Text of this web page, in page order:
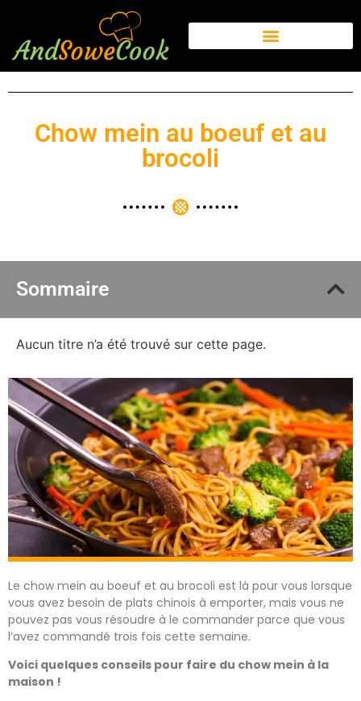
Chow mein au boeuf et au
brocoli
Sommaire
Aucun titre n’a été trouvé sur cette page.
Le chow mein au boeuf et au brocoli est là pour vous lorsque
vous avez besoin de plats chinois à emporter, mais vous ne
pouvez pas vous résoudre à le commander parce que vous
l’avez commandé trois fois cette semaine.
Voici quelques conseils pour faire du chow mein à la
maison !